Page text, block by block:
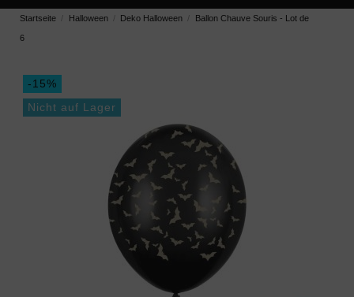
Startseite Halloween Deko Halloween Ballon Chauve Souris - Lot de
6
-15%
Nicht auf Lager